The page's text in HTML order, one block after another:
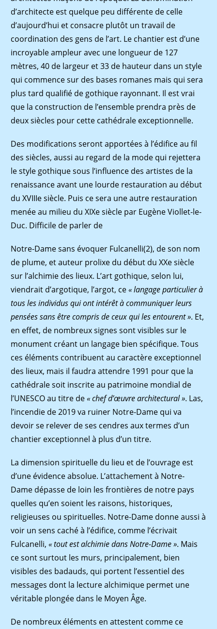
d’architecte est quelque peu différente de celle
d’aujourd’hui et consacre plutôt un travail de
coordination des gens de l’art. Le chantier est d’une
incroyable ampleur avec une longueur de 127
mètres, 40 de largeur et 33 de hauteur dans un style
qui commence sur des bases romanes mais qui sera
plus tard qualifié de gothique rayonnant. Il est vrai
que la construction de l’ensemble prendra près de
deux siècles pour cette cathédrale exceptionnelle.
Des modifications seront apportées à l’édifice au fil
des siècles, aussi au regard de la mode qui rejettera
le style gothique sous l’influence des artistes de la
renaissance avant une lourde restauration au début
du XVIIIe siècle. Puis ce sera une autre restauration
menée au milieu du XIXe siècle par Eugène Viollet-le-
Duc. Difficile de parler de
Notre-Dame sans évoquer Fulcanelli(2), de son nom
de plume, et auteur prolixe du début du XXe siècle
sur l’alchimie des lieux. L’art gothique, selon lui,
viendrait d’argotique, l’argot, ce« langage particulier à
tous les individus qui ont intérêt à communiquer leurs
pensées sans être compris de ceux qui les entourent ». Et,
en effet, de nombreux signes sont visibles sur le
monument créant un langage bien spécifique. Tous
ces éléments contribuent au caractère exceptionnel
des lieux, mais il faudra attendre 1991 pour que la
cathédrale soit inscrite au patrimoine mondial de
l’UNESCO au titre de« chef d’œuvre architectural ». Las,
l’incendie de 2019 va ruiner Notre-Dame qui va
devoir se relever de ses cendres aux termes d’un
chantier exceptionnel à plus d’un titre.
La dimension spirituelle du lieu et de l’ouvrage est
d’une évidence absolue. L’attachement à Notre-
Dame dépasse de loin les frontières de notre pays
quelles qu’en soient les raisons, historiques,
religieuses ou spirituelles. Notre-Dame donne aussi à
voir un sens caché à l’édifice, comme l’écrivait
Fulcanelli,« tout est alchimie dans Notre-Dame ». Mais
ce sont surtout les murs, principalement, bien
visibles des badauds, qui portent l’essentiel des
messages dont la lecture alchimique permet une
véritable plongée dans le Moyen Âge.
De nombreux éléments en attestent comme ce